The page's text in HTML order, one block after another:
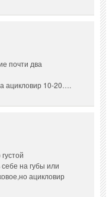
почти два
ацикловир 10-20….
на губы или
ацикловир